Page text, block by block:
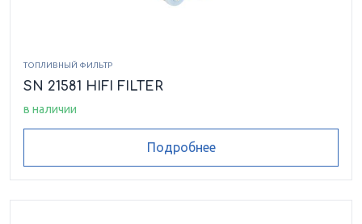
ТОПЛИВНЫЙ ФИЛЬТР
SN 21581 HIFI FILTER
в наличии
Подробнее